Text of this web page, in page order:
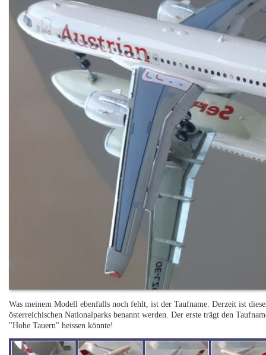
Was meinem Modell ebenfalls noch fehlt, ist der Taufname. Derzeit ist
österreichischen Nationalparks benannt werden. Der erste trägt den
"Hohe Tauern" heissen könnte!